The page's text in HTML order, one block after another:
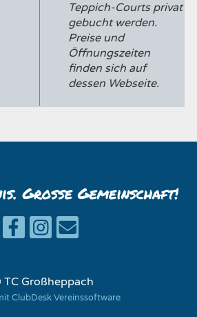
Teppich-Courts privat
gebucht werden.
Preise und
Öffnungszeiten
finden sich auf
dessen Webseite.
Großheppach
ClubDesk Vereinssoftware